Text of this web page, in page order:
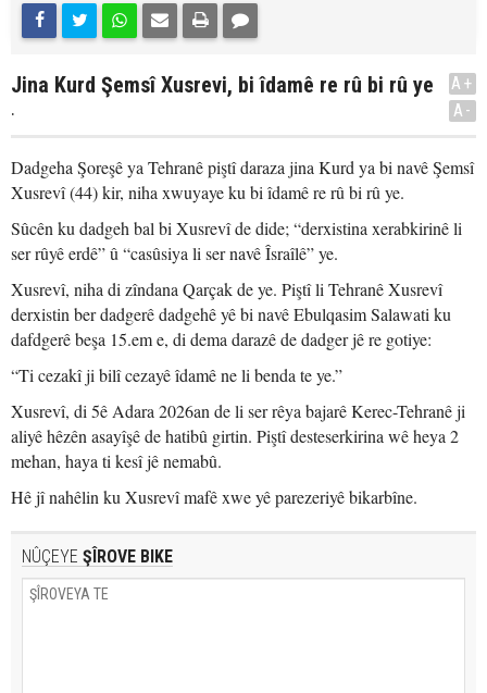
Jina Kurd Şemsî Xusrevi, bi îdamê re rû bi rû ye
.
A+
A-
Dadgeha Şoreşê ya Tehranê piştî daraza jina Kurd ya bi navê Şemsî
Xusrevî (44) kir, niha xwuyaye ku bi îdamê re rû bi rû ye.
Sûcên ku dadgeh bal bi Xusrevî de dide; “derxistina xerabkirinê li
ser rûyê erdê” û “casûsiya li ser navê Îsraîlê” ye.
Xusrevî, niha di zîndana Qarçak de ye. Piştî li Tehranê Xusrevî
derxistin ber dadgerê dadgehê yê bi navê Ebulqasim Salawati ku
dafdgerê beşa 15.em e, di dema darazê de dadger jê re gotiye:
“Ti cezakî ji bilî cezayê îdamê ne li benda te ye.”
Xusrevî, di 5ê Adara 2026an de li ser rêya bajarê Kerec-Tehranê ji
aliyê hêzên asayîşê de hatibû girtin. Piştî desteserkirina wê heya 2
mehan, haya ti kesî jê nemabû.
Hê jî nahêlin ku Xusrevî mafê xwe yê parezeriyê bikarbîne.
NÛÇEYE ŞÎROVE BIKE